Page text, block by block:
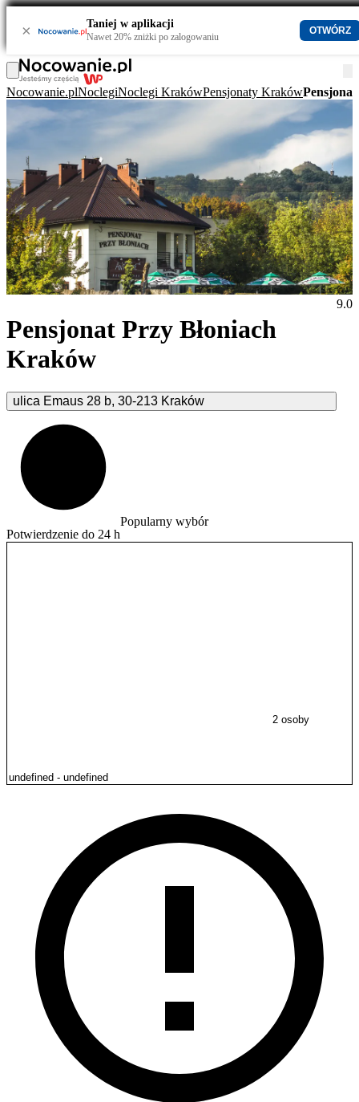
× Taniej w aplikacji
Nawet 20% zniżki po zalogowaniu
OTWÓRZ
Nocowanie.plNoclegiNoclegi KrakówPensjonaty Kraków
Pensjonat Przy Błoniach
Kraków
ulica Emaus 28 b, 30-213 Kraków
9.0
Potwierdzenie do 24 h
Popularny wybór
2 osoby